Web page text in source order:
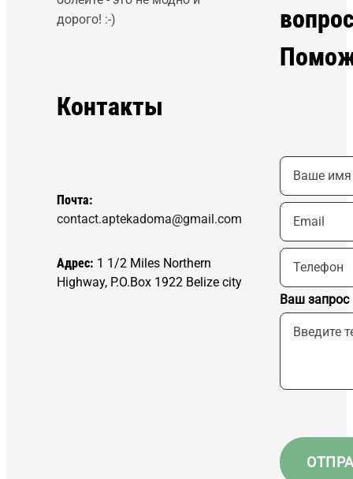
дорого! :-)
Контакты
Почта:
contact.aptekadoma@gmail.com
Адрес: 1 1/2 Miles Northern
Highway, P.O.Box 1922 Belize city
Ваш запрос